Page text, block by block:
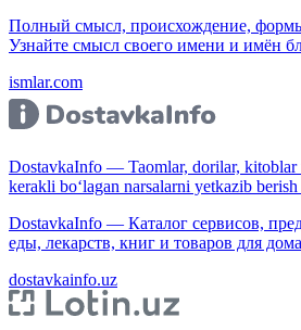
Полный смысл, происхождение,
Узнайте смысл своего имени и имён
ismlar.com
DostavkaInfo — Taomlar, dorilar, kitoblar
kerakli bo‘lagan narsalarni yetkazib
DostavkaInfo — Каталог сервисов,
еды, лекарств, книг и товаров для
dostavkainfo.uz